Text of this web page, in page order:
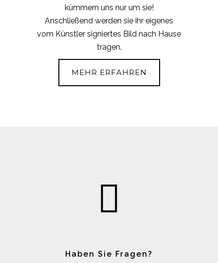
kümmern uns nur um sie!
Anschließend werden sie ihr eigenes
vom Künstler signiertes Bild nach Hause
tragen.
MEHR ERFAHREN
Haben Sie Fragen?